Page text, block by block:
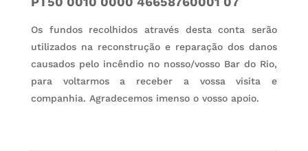
Os fundos recolhidos através desta conta serão
utilizados na reconstrução e reparação dos danos
causados pelo incêndio no nosso/vosso Bar do Rio,
para voltarmos a receber a vossa visita e
companhia. Agradecemos imenso o vosso apoio.